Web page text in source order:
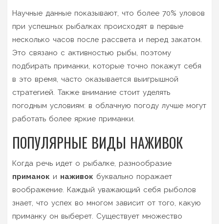
Научные данные показывают, что более 70% уловов
при успешных рыбалках происходят в первые
несколько часов после рассвета и перед закатом.
Это связано с активностью рыбы, поэтому
подбирать приманки, которые точно покажут себя
в это время, часто оказывается выигрышной
стратегией. Также внимание стоит уделять
погодным условиям: в облачную погоду лучше могут
работать более яркие приманки.
ПОПУЛЯРНЫЕ ВИДЫ НАЖИВОК
Когда речь идет о рыбалке, разнообразие
приманок и наживок буквально поражает
воображение. Каждый уважающий себя рыболов
знает, что успех во многом зависит от того, какую
приманку он выберет. Существует множество